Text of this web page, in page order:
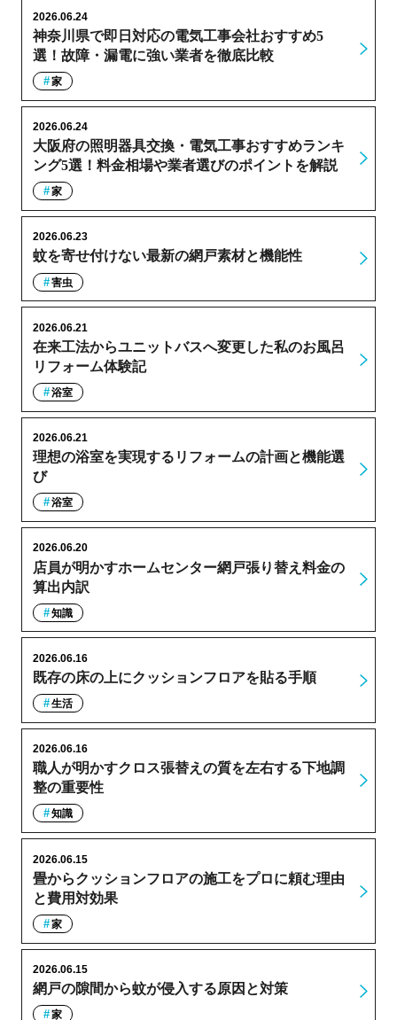
神奈川県で即日対応の電気工事会社おすすめ5
選！故障・漏電に強い業者を徹底比較
2026.06.24
家
大阪府の照明器具交換・電気工事おすすめランキ
ング5選！料金相場や業者選びのポイントを解説
2026.06.24
家
蚊を寄せ付けない最新の網戸素材と機能性
2026.06.23
害虫
在来工法からユニットバスへ変更した私のお風呂
リフォーム体験記
2026.06.21
浴室
理想の浴室を実現するリフォームの計画と機能選
び
2026.06.21
浴室
店員が明かすホームセンター網戸張り替え料金の
算出内訳
2026.06.20
知識
既存の床の上にクッションフロアを貼る手順
2026.06.16
生活
職人が明かすクロス張替えの質を左右する下地調
整の重要性
2026.06.16
知識
畳からクッションフロアの施工をプロに頼む理由
と費用対効果
2026.06.15
家
網戸の隙間から蚊が侵入する原因と対策
2026.06.15
家